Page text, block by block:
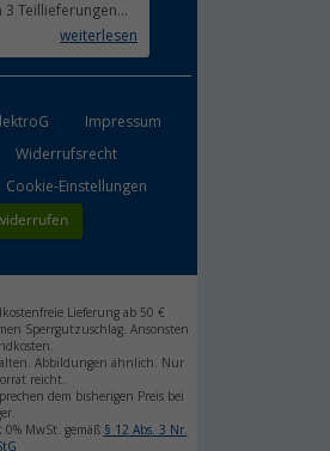
Teillieferungen
mich erfreulich.
weiterlesen
Impressum
Widerrufsrecht
Cookie-Einstellungen
Lieferung ab 50 €
Sperrgutzuschlag. Ansonsten
Abbildungen ähnlich. Nur
reicht.
dem bisherigen Preis bei
MwSt. gemäß § 12 Abs. 3 Nr.